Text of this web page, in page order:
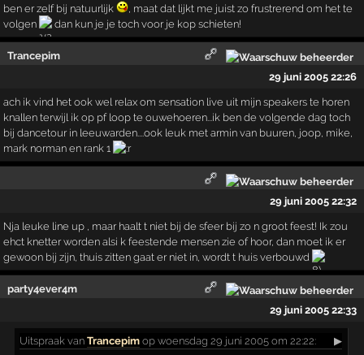
ben er zelf bij natuurlijk
, maat dat lijkt me juist zo frustrerend om het te
volgen
dan kun je je toch voor je kop schieten!
Trancepim
29 juni 2005 22:26
ach ik vind het ook wel relax om sensation live uit mijn speakers te horen
knallen terwijl ik op pf loop te ouwehoeren...ik ben de volgende dag toch
bij dancetour in leeuwarden....ook leuk met armin van buuren, joop, mike,
mark norman en rank 1
29 juni 2005 22:32
Nja leuke line up , maar haalt t niet bij de sfeer bij zo n groot feest! Ik zou
ehct knetter worden alsi k feestende mensen zie of hoor, dan moet ik er
gewoon bij zijn, thuis zitten gaat er niet in, wordt t huis verbouwd
party4ever4m
29 juni 2005 22:33
Uitspraak vanTrancepim op woensdag 29 juni 2005 om 22:22:
▶